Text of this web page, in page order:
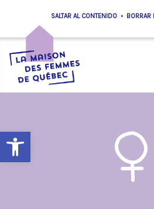
Open toolbar
•